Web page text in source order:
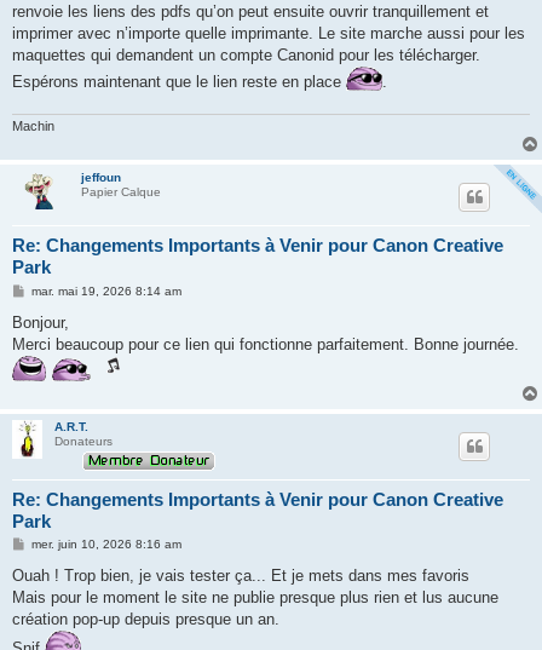
renvoie les liens des pdfs qu’on peut ensuite ouvrir tranquillement et
imprimer avec n’importe quelle imprimante. Le site marche aussi pour les
maquettes qui demandent un compte Canonid pour les télécharger.
Espérons maintenant que le lien reste en place
Machin
jeffoun
Papier Calque
Re: Changements Importants à Venir pour Canon Creative
Park
M
s
a
g
e
mar. mai 19, 2026 8:14 am
Bonjour,
Merci beaucoup pour ce lien qui fonctionne parfaitement. Bonne journée.
A.R.T.
Donateurs
Re: Changements Importants à Venir pour Canon Creative
Park
M
s
a
g
mer. juin 10, 2026 8:16 am
Ouah ! Trop bien, je vais tester ça... Et je mets dans mes favoris
Mais pour le moment le site ne publie presque plus rien et lus aucune
création pop-up depuis presque un an.